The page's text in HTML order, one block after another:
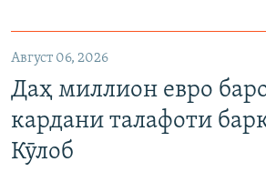
Август 06, 2026
Даҳ миллион евро
кардани талафоти
Кӯлоб